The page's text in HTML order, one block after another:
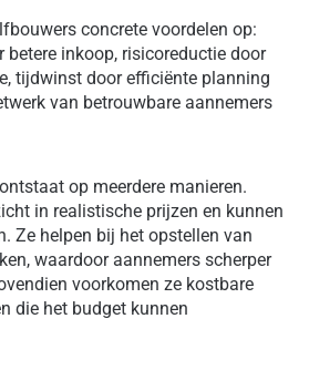
concrete voordelen op:
betere inkoop, risicoreductie door
tijdwinst door efficiënte planning
van betrouwbare aannemers
ontstaat op meerdere manieren.
in realistische prijzen en kunnen
Ze helpen bij het opstellen van
waardoor aannemers scherper
voorkomen ze kostbare
die het budget kunnen